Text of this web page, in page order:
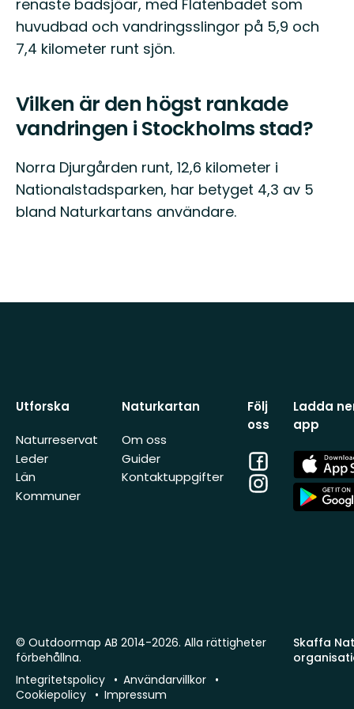
renaste badsjöar, med Flatenbadet som
huvudbad och vandringsslingor på 5,9 och
7,4 kilometer runt sjön.
Vilken är den högst rankade
vandringen i Stockholms stad?
Norra Djurgården runt, 12,6 kilometer i
Nationalstadsparken, har betyget 4,3 av 5
bland Naturkartans användare.
Utforska
Naturreservat
Leder
Län
Kommuner
Naturkartan
Om oss
Guider
Kontaktuppgifter
Följ
oss
Facebook
Instagram
Ladda
app
App
Store
App
Store
Skaffa
© Outdoormap AB 2014-2026. Alla rättigheter
förbehållna.
Integritetspolicy
Användarvillkor
Cookiepolicy
Impressum